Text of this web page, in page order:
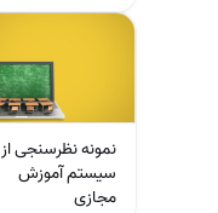
نمونه نظرسنجی از
سیستم آموزش
مجازی